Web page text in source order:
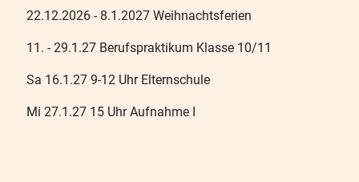
22.12.2026 - 8.1.2027 Weihnachtsferien
11. - 29.1.27 Berufspraktikum Klasse 10/11
Sa 16.1.27 9-12 Uhr Elternschule
Mi 27.1.27 15 Uhr Aufnahme I